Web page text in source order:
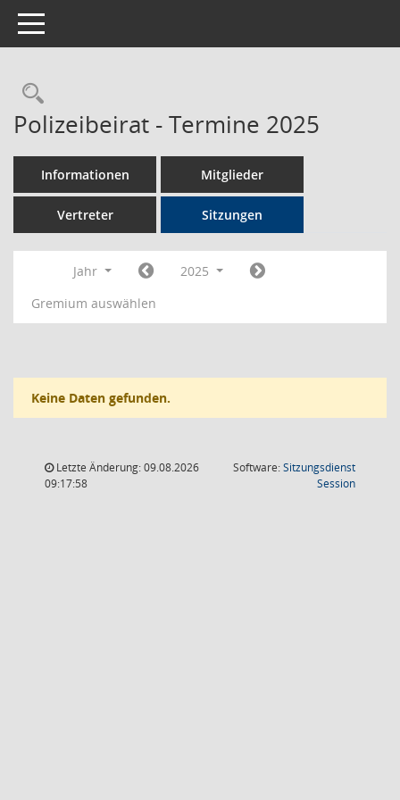
Toggle navigation
Rechercheauswahl
Polizeibeirat - Termine 2025
Informationen Mitglieder
Vertreter Sitzungen
Jahr
2025
Gremium auswählen
Keine Daten gefunden.
Letzte Änderung: 09.08.2026
09:17:58
Software:Sitzungsdienst
Session(Wird in